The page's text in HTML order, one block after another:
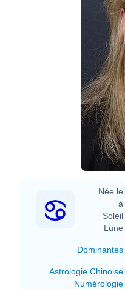
Née le
à
Soleil
Lune
Dominantes
Astrologie Chinoise
Numérologie